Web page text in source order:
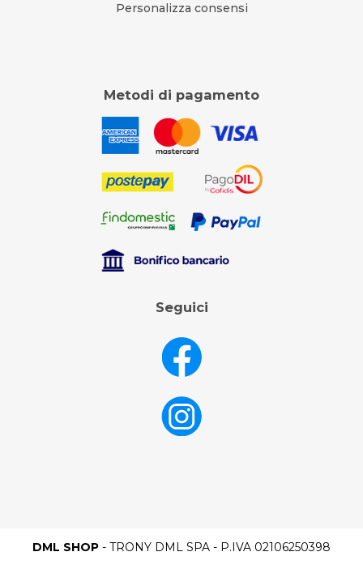
Personalizza consensi
Metodi di pagamento
Seguici
DML SHOP - TRONY DML SPA - P.IVA 02106250398